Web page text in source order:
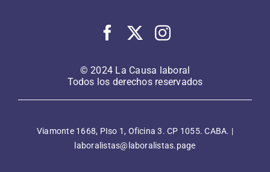
Todos los derechos reservados
Viamonte 1668, PIso 1, Oficina 3. CP 1055. CABA. |